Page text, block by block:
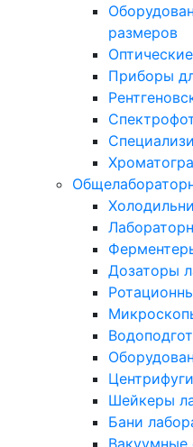
размеров
Приборы
Дозаторы
Шейкеры
Бани